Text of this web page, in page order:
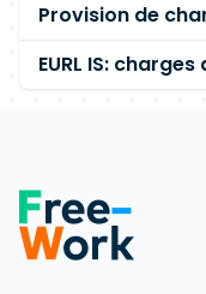
Provision de
EURL IS: